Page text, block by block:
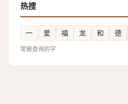
热搜
一 爱 福 龙 和 德
常被查询的字